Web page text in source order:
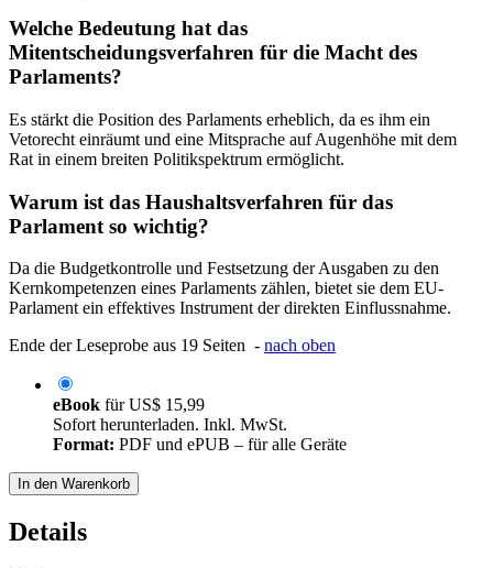
Welche Bedeutung hat das
Mitentscheidungsverfahren für die Macht des
Parlaments?
Es stärkt die Position des Parlaments erheblich, da es ihm ein
Vetorecht einräumt und eine Mitsprache auf Augenhöhe mit dem
Rat in einem breiten Politikspektrum ermöglicht.
Warum ist das Haushaltsverfahren für das
Parlament so wichtig?
Da die Budgetkontrolle und Festsetzung der Ausgaben zu den
Kernkompetenzen eines Parlaments zählen, bietet sie dem EU-
Parlament ein effektives Instrument der direkten Einflussnahme.
Ende der Leseprobe aus 19 Seiten - nach oben
eBook fürUS$ 15,99
Sofort herunterladen. Inkl. MwSt.
Format: PDF und ePUB – für alle Geräte
In den Warenkorb
Details